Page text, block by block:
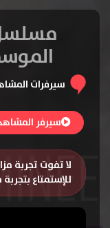
سيرفرات
سيرفر
لا تفوت تجربة
للإستمتاع